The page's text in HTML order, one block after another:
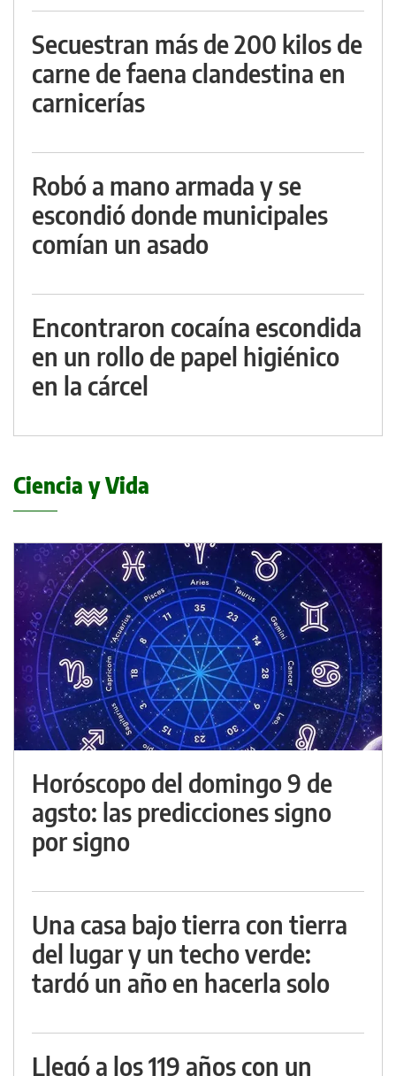
Secuestran más de 200 kilos de
carne de faena clandestina en
carnicerías
Robó a mano armada y se
escondió donde municipales
comían un asado
Encontraron cocaína escondida
en un rollo de papel higiénico
en la cárcel
Ciencia y Vida
Horóscopo del domingo 9 de
agsto: las predicciones signo
por signo
Una casa bajo tierra con tierra
del lugar y un techo verde:
tardó un año en hacerla solo
Llegó a los 119 años con un